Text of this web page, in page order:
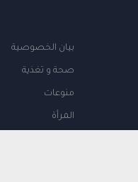
بيان الخصوصية
صحة و تغذية
منوعات
المرأة